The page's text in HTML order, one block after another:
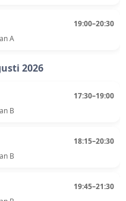
19:00–20:30
A
2026
17:30–19:00
B
18:15–20:30
B
19:45–21:30